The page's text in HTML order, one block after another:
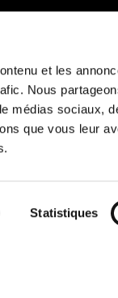
et les
Nous
médias sociaux,
que vous leur
Statistiques